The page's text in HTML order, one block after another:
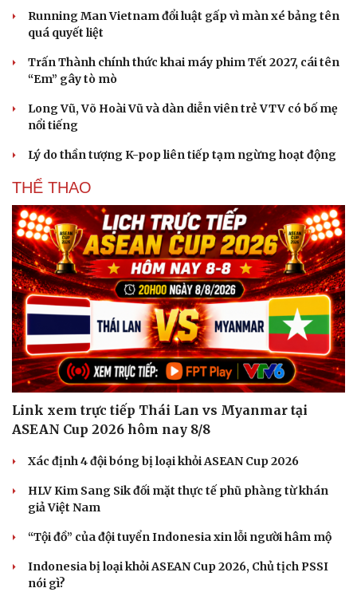
Running Man Vietnam đổi luật gấp vì màn xé bảng tên
quá quyết liệt
Trấn Thành chính thức khai máy phim Tết 2027, cái tên
“Em” gây tò mò
Long Vũ, Võ Hoài Vũ và dàn diễn viên trẻ VTV có bố mẹ
nổi tiếng
Lý do thần tượng K-pop liên tiếp tạm ngừng hoạt động
THỂ THAO
Link xem trực tiếp Thái Lan vs Myanmar tại
ASEAN Cup 2026 hôm nay 8/8
Xác định 4 đội bóng bị loại khỏi ASEAN Cup 2026
HLV Kim Sang Sik đối mặt thực tế phũ phàng từ khán
giả Việt Nam
“Tội đồ” của đội tuyển Indonesia xin lỗi người hâm mộ
Indonesia bị loại khỏi ASEAN Cup 2026, Chủ tịch PSSI
nói gì?